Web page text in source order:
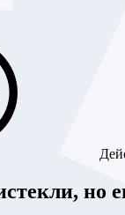
но